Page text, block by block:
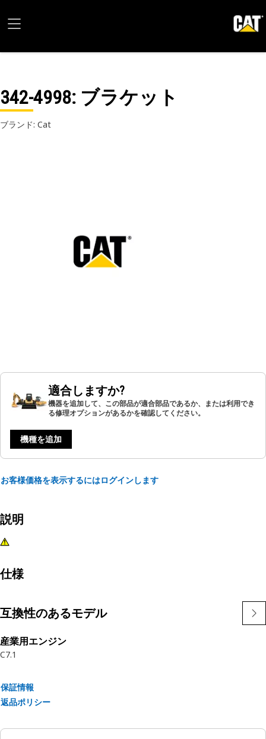
342-4998: ブラケット
ブランド: Cat
適合しますか?
機器を追加して、この部品が適合部品であるか、または利用でき
る修理オプションがあるかを確認してください。
機種を追加
お客様価格を表示するにはログインします
説明
仕様
互換性のあるモデル
産業用エンジン
C7.1
保証情報
返品ポリシー